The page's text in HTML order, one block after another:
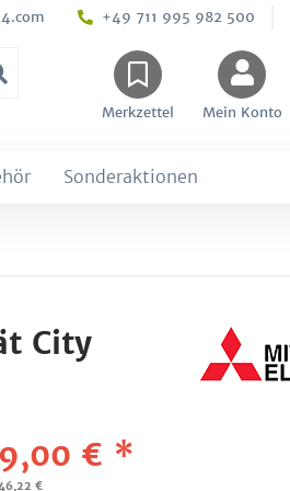
+49 711 995 982 500
Merkzettel Mein Konto
Sonderaktionen
City
€ *
€